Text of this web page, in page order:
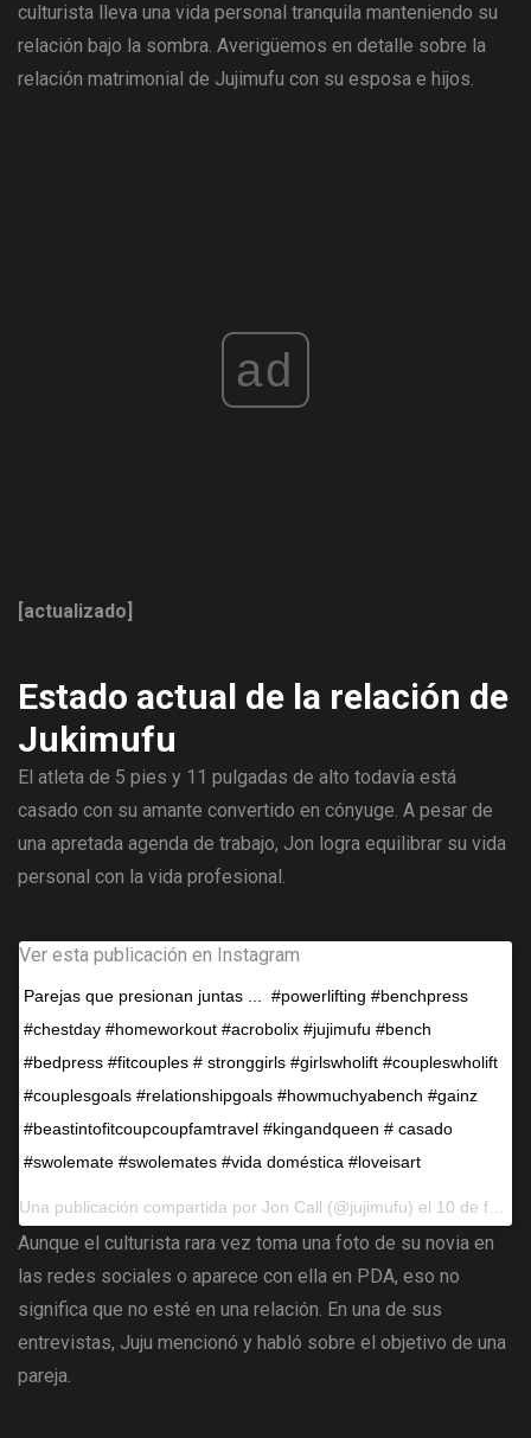
culturista lleva una vida personal tranquila manteniendo su
relación bajo la sombra. Averigüemos en detalle sobre la
relación matrimonial de Jujimufu con su esposa e hijos.
ad
[actualizado]
Estado actual de la relación de
Jukimufu
El atleta de 5 pies y 11 pulgadas de alto todavía está
casado con su amante convertido en cónyuge. A pesar de
una apretada agenda de trabajo, Jon logra equilibrar su vida
personal con la vida profesional.
Ver esta publicación en Instagram
Parejas que presionan juntas ... ️ #powerlifting #benchpress
#chestday #homeworkout #acrobolix #jujimufu #bench
#bedpress #fitcouples # stronggirls #girlswholift #coupleswholift
#couplesgoals #relationshipgoals #howmuchyabench #gainz
#beastintofitcoupcoupfamtravel #kingandqueen # casado
#swolemate #swolemates #vida doméstica #loveisart
Una publicación compartida por Jon Call (@jujimufu) el 10 de febrero de 2017 a las 11:57 a.m.PST
Aunque el culturista rara vez toma una foto de su novia en
las redes sociales o aparece con ella en PDA, eso no
significa que no esté en una relación. En una de sus
entrevistas, Juju mencionó y habló sobre el objetivo de una
pareja.